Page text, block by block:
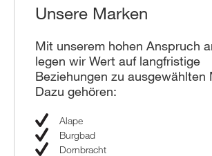
Unsere Marken
Mit unserem hohen Anspruch
legen wir Wert auf langfristige
Beziehungen zu ausgewählten
Dazu gehören:
Alape
Burgbad
Dornbracht